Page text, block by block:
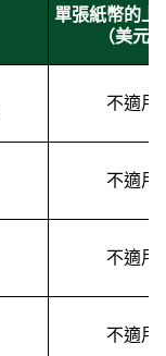
單張紙幣的上
（美元）
不適用
不適用
不適用
不適用